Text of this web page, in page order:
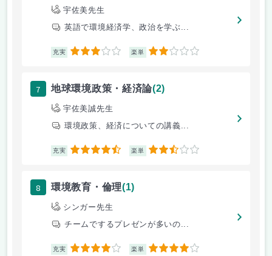
宇佐美先生
英語で環境経済学、政治を学ぶ...
充実 3 楽単 2
7 地球環境政策・経済論(2)
宇佐美誠先生
環境政策、経済についての講義...
充実 4.5 楽単 2.5
8 環境教育・倫理(1)
シンガー先生
チームでするプレゼンが多いの...
充実 4 楽単 4